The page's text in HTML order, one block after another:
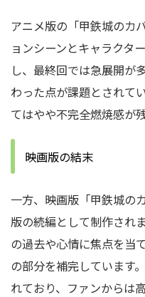
アニメ版の「甲鉄城のカ
ョンシーンとキャラクタ
し、最終回では急展開が
わった点が課題とされて
てはやや不完全燃焼感が
映画版の結末
一方、映画版「甲鉄城の
版の続編として制作され
の過去や心情に焦点を当
の部分を補完しています
れており、ファンからは